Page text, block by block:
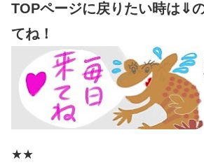
TOPページに戻りたい時は⇓
てね！
★★